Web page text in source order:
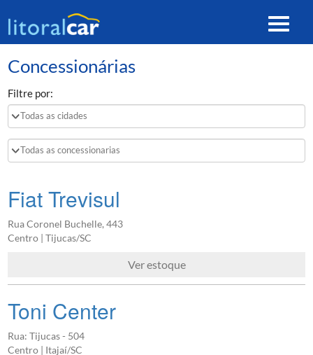
Toggle
Concessionárias
Filtre por:
Fiat Trevisul
Rua Coronel Buchelle, 443
Centro | Tijucas/SC
Ver estoque
Toni Center
Rua: Tijucas - 504
Centro | Itajaí/SC